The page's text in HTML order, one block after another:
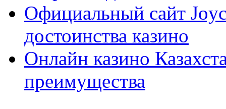
Официальный сайт
достоинства казино
Онлайн казино
преимущества